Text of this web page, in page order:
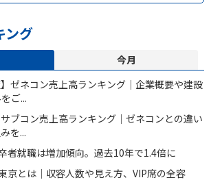
ング
今月
】ゼネコン売上高ランキング｜企業概要や建設
ご...
サブコン売上高ランキング｜ゼネコンとの違い
を...
者就職は増加傾向。過去10年で1.4倍に
京とは｜収容人数や見え方、VIP席の全容